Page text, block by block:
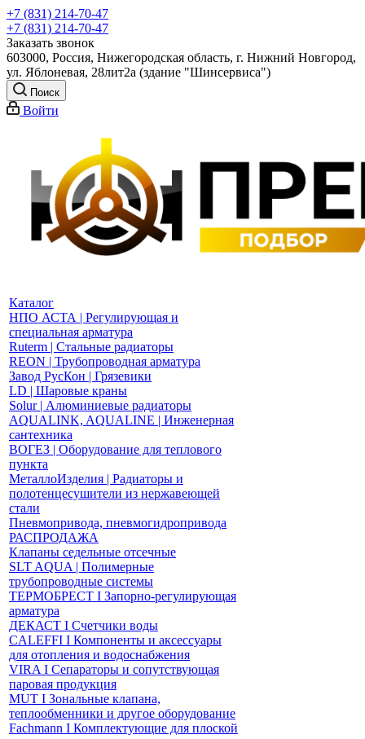
+7 (831) 214-70-47
+7 (831) 214-70-47
Заказать звонок
603000, Россия, Нижегородская область, г. Нижний Новгород,
ул. Яблоневая, 28лит2а (здание "Шинсервиса")
Поиск
Войти
Каталог
НПО АСТА | Регулирующая и
специальная арматура
Ruterm | Стальные радиаторы
REON | Трубопроводная арматура
Завод РусКон | Грязевики
LD | Шаровые краны
Solur | Алюминиевые радиаторы
AQUALINK, AQUALINE | Инженерная
сантехника
ВОГЕЗ | Оборудование для теплового
пункта
МеталлоИзделия | Радиаторы и
полотенцесушители из нержавеющей
стали
Пневмопривода, пневмогидропривода
РАСПРОДАЖА
Клапаны седельные отсечные
SLT AQUA | Полимерные
трубопроводные системы
ТЕРМОБРЕСТ І Запорно-регулирующая
арматура
ДЕКАСТ І Счетчики воды
CALEFFI І Компоненты и аксессуары
для отопления и водоснабжения
VIRA І Сепараторы и сопутствующая
паровая продукция
MUT І Зональные клапана,
теплообменники и другое оборудование
Fachmann І Комплектующие для плоской